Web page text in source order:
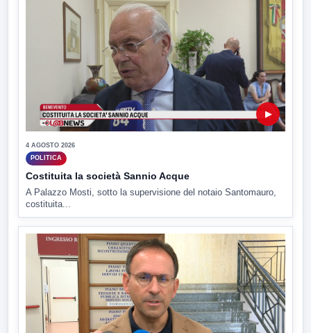
▶
4 AGOSTO 2026
POLITICA
Costituita la società Sannio Acque
A Palazzo Mosti, sotto la supervisione del notaio Santomauro,
costituita...